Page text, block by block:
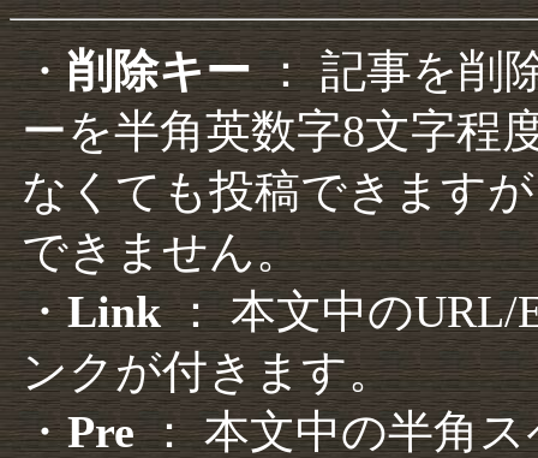
・削除キー： 記事を削
ーを半角英数字8文字程
なくても投稿できます
できません。
・Link： 本文中のURL/
ンクが付きます。
・Pre： 本文中の半角